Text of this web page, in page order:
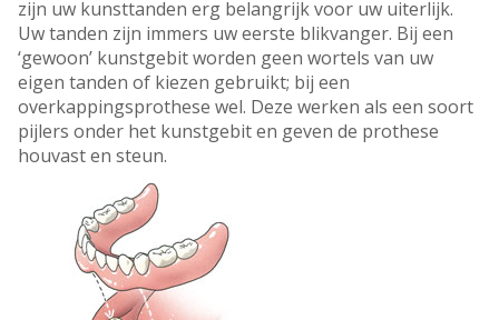
zijn uw kunsttanden erg belangrijk voor uw uiterlijk.
Uw tanden zijn immers uw eerste blikvanger. Bij een
‘gewoon’ kunstgebit worden geen wortels van uw
eigen tanden of kiezen gebruikt; bij een
overkappingsprothese wel. Deze werken als een soort
pijlers onder het kunstgebit en geven de prothese
houvast en steun.